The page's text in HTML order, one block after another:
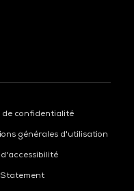
de confidentialité
générales d'utilisation